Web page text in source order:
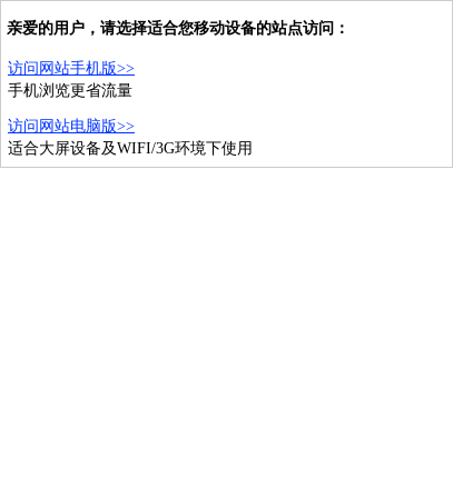
亲爱的用户，请选择适合您移动设备的站点访问：
访问网站手机版>>
手机浏览更省流量
访问网站电脑版>>
适合大屏设备及WIFI/3G环境下使用